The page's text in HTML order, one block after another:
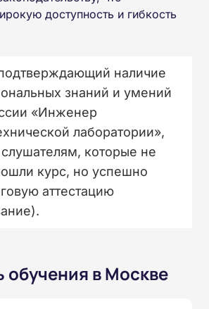
доступность и гибкость
наличие
знаний и умений
«Инженер
лаборатории»,
которые не
курс, но успешно
аттестацию
обучения в Москве